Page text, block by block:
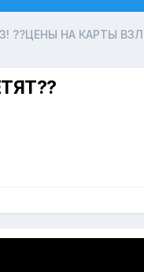
??ЦЕНЫ НА КАРТЫ